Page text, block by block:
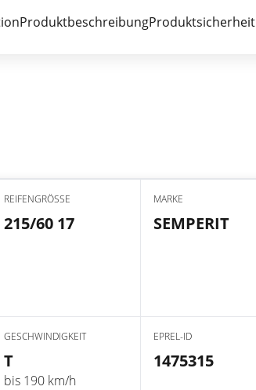
ProduktbeschreibungProduktsicherheit
REIFENGRÖSSE
215/60 17
MARKE
SEMPERIT
GESCHWINDIGKEIT
T
bis 190 km/h
EPREL-ID
1475315